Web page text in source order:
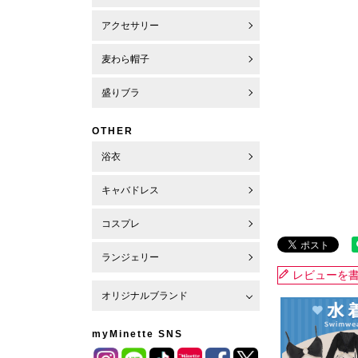
アクセサリー
麦わら帽子
盛りブラ
OTHER
浴衣
キャバドレス
コスプレ
ランジェリー
オリジナルブランド
myMinette SNS
レビューを